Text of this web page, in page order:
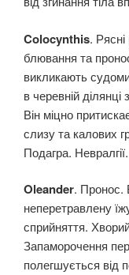
Colocynthis.
блювання та
викликають
в черевній
Він міцно
слизу та калових
Подагра.
Oleander. Пронос.
неперетравлену
сприйняття.
Запаморочення
полегшується від